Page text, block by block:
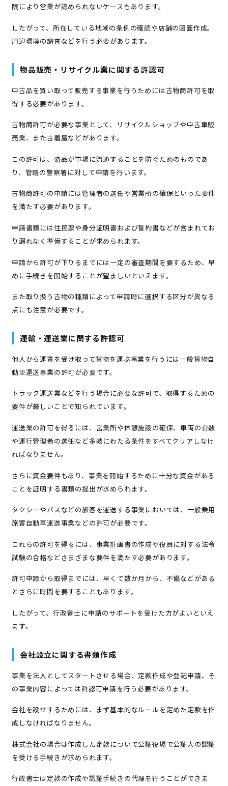
限により営業が認められないケースもあります。
したがって、所在している地域の条例の確認や店舗の図面作成。
周辺環境の調査などを行う必要があります。
物品販売・リサイクル業に関する許認可
中古品を買い取って販売する事業を行うためには古物商許可を取
得する必要があります。
古物商許可が必要な事業として、リサイクルショップや中古車販
売業、また古着屋などがあります。
この許可は、盗品が市場に流通することを防ぐためのものであ
り、管轄の警察署に対して申請を行います。
古物商許可の申請には管理者の選任や営業所の確保といった要件
を満たす必要があります。
申請書類には住民票や身分証明書および誓約書などが含まれてお
り漏れなく準備することが求められます。
申請から許可が下りるまでには一定の審査期間を要するため、早
めに手続きを開始することが望ましいといえます。
また取り扱う古物の種類によって申請時に選択する区分が異なる
点にも注意が必要です。
運輸・運送業に関する許認可
他人から運賃を受け取って貨物を運ぶ事業を行うには一般貨物自
動車運送事業の許可が必要です。
トラック運送業などを行う場合に必要な許可で、取得するための
要件が厳しいことで知られています。
運送業の許可を得るには、営業所や休憩施設の確保、車両の台数
や運行管理者の選任など多岐にわたる条件をすべてクリアしなけ
ればなりません。
さらに資金要件もあり、事業を開始するために十分な資金がある
ことを証明する書類の提出が求められます。
タクシーやバスなどの旅客を運送する事業においては、一般乗用
旅客自動車運送事業などの許可が必要です。
これらの許可を得るには、事業計画書の作成や役員に対する法令
試験の合格などさまざまな要件を満たす必要があります。
許可申請から取得までには、早くて数か月から、不備などがある
とさらに時間を要することもあります。
したがって、行政書士に申請のサポートを受けた方がよいといえ
ます。
会社設立に関する書類作成
事業を法人としてスタートさせる場合、定款作成や登記申請、そ
の事業内容によっては許認可申請を行う必要があります。
会社を設立するためには、まず基本的なルールを定めた定款を作
成しなければなりません。
株式会社の場合は作成した定款について公証役場で公証人の認証
を受ける手続きが求められます。
行政書士は定款の作成や認証手続きの代理を行うことができま